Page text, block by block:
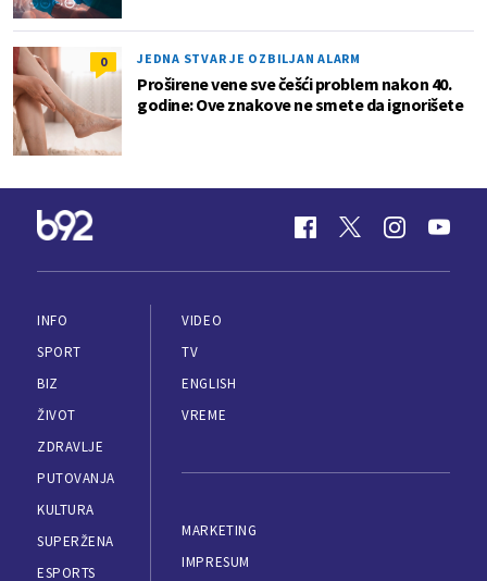
0 JEDNA STVAR JE OZBILJAN ALARM
Proširene vene sve češći problem nakon 40.
godine: Ove znakove ne smete da ignorišete
INFO
SPORT
BIZ
ŽIVOT
ZDRAVLJE
PUTOVANJA
KULTURA
SUPERŽENA
ESPORTS
VIDEO
TV
ENGLISH
VREME
MARKETING
IMPRESUM